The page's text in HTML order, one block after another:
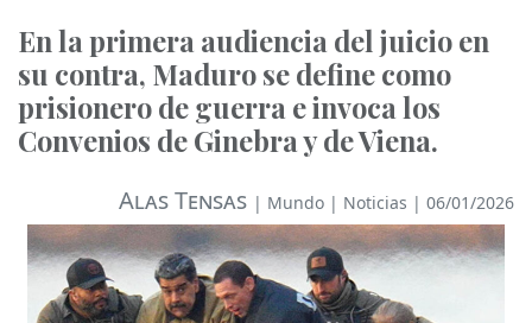
En la primera audiencia del juicio en
su contra, Maduro se define como
prisionero de guerra e invoca los
Convenios de Ginebra y de Viena.
Alas Tensas | Mundo | Noticias | 06/01/2026